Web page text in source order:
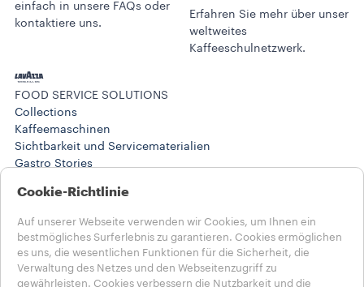
einfach in unsere FAQs oder
kontaktiere uns.
Erfahren Sie mehr über unser
weltweites
Kaffeeschulnetzwerk.
FOOD SERVICE SOLUTIONS
Collections
Kaffeemaschinen
Sichtbarkeit und Servicematerialien
Gastro Stories
BUSINESS SOLUTIONS
Produkte
Stories
HILFE UND KONTAKT
FAQs
Kontakt
Cookie-Richtlinie
Auf unserer Webseite verwenden wir Cookies, um Ihnen ein
bestmögliches Surferlebnis zu garantieren. Cookies ermöglichen
es uns, die wesentlichen Funktionen für die Sicherheit, die
Verwaltung des Netzes und den Webseitenzugriff zu
gewährleisten. Cookies verbessern die Nutzbarkeit und die